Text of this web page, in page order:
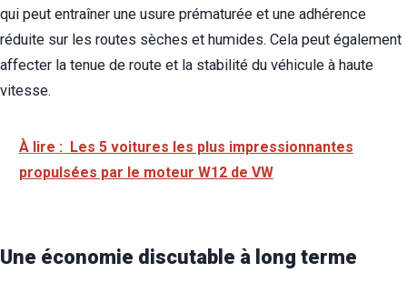
qui peut entraîner une usure prématurée et une adhérence
réduite sur les routes sèches et humides. Cela peut également
affecter la tenue de route et la stabilité du véhicule à haute
vitesse.
À lire :
Les 5 voitures les plus impressionnantes
propulsées par le moteur W12 de VW
Une économie discutable à long terme